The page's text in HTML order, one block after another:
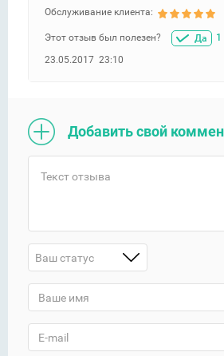
Обслуживание клиента:
Этот отзыв был полезен? Да 1
23.05.2017 23:10
Добавить свой
Ваш статус